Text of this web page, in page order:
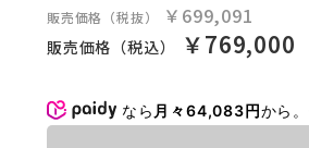
販売価格（税抜） ￥699,091
販売価格（税込） ￥769,000
なら 月々64,083円から